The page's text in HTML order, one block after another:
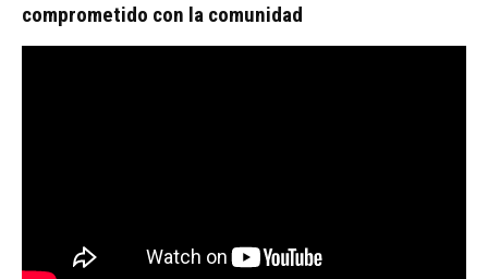
comprometido con la comunidad